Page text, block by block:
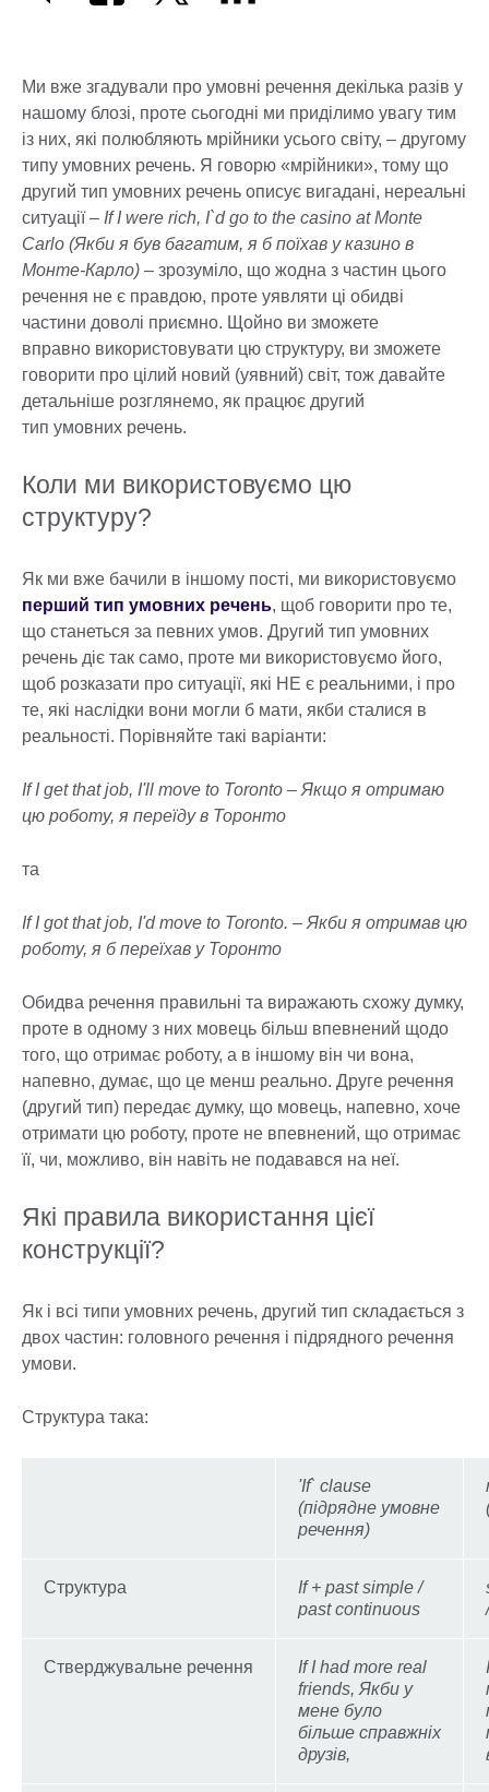
Ми вже згадували про умовні речення декілька разів у
нашому блозі, проте сьогодні ми приділимо увагу тим
із них, які полюбляють мрійники усього світу, – другому
типу умовних речень. Я говорю «мрійники», тому що
другий тип умовних речень описує вигадані, нереальні
ситуації – If I were rich, I`d go to the casino at Monte
Carlo (Якби я був багатим, я б поїхав у казино в
Монте-Карло) – зрозуміло, що жодна з частин цього
речення не є правдою, проте уявляти ці обидві
частини доволі приємно. Щойно ви зможете
вправно використовувати цю структуру, ви зможете
говорити про цілий новий (уявний) світ, тож давайте
детальніше розглянемо, як працює другий
тип умовних речень.
Коли ми використовуємо цю
структуру?
Як ми вже бачили в іншому пості, ми використовуємо
перший тип умовних речень, щоб говорити про те,
що станеться за певних умов. Другий тип умовних
речень діє так само, проте ми використовуємо його,
щоб розказати про ситуації, які НЕ є реальними, і про
те, які наслідки вони могли б мати, якби сталися в
реальності. Порівняйте такі варіанти:
If I get that job, I'll move to Toronto – Якщо я отримаю
цю роботу, я переїду в Торонто
та
If I got that job, I'd move to Toronto. – Якби я отримав цю
роботу, я б переїхав у Торонто
Обидва речення правильні та виражають схожу думку,
проте в одному з них мовець більш впевнений щодо
того, що отримає роботу, а в іншому він чи вона,
напевно, думає, що це менш реально. Друге речення
(другий тип) передає думку, що мовець, напевно, хоче
отримати цю роботу, проте не впевнений, що отримає
її, чи, можливо, він навіть не подавався на неї.
Які правила використання цієї
конструкції?
Як і всі типи умовних речень, другий тип складається з
двох частин: головного речення і підрядного речення
умови.
Структура така:
'If` clause
(підрядне умовне
речення)
Структура
If + past simple /
past continuous
Стверджувальне речення
If I had more real
friends, Якби у
мене було
більше справжніх
друзів,